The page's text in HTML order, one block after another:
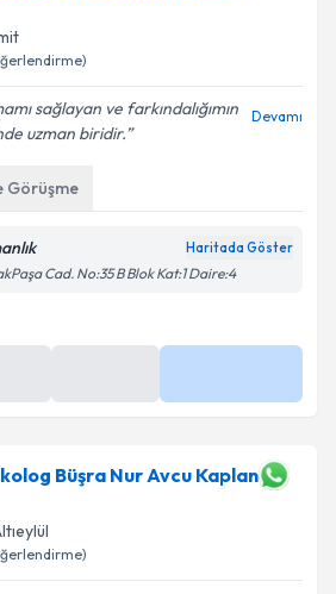
sağlayan ve farkındalığımın
uzman biridir.
Devamı
Görüşme
Haritada Göster
Cad. No:35 B Blok Kat:1 Daire:4
Büşra Nur Avcu Kaplan